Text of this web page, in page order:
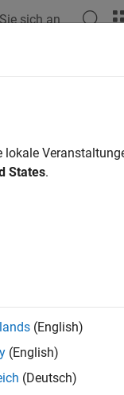
sich an
by the
States.
(English)
(English)
(Deutsch)